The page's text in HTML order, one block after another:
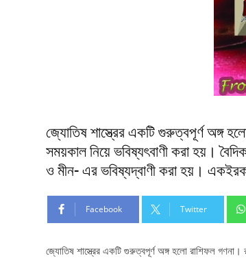
জ্যোতিষ শাস্ত্রের একটি গুরুত্বপূর্ণ অঙ্গ
সময়কাল নিয়ে ভবিষ্যৎবাণী করা হয়।
ও মীন- এর ভবিষ্যদ্বাণী করা হয়।
Facebook Twitter
জ্যোতিষ শাস্ত্রের একটি গুরুত্বপূর্ণ অঙ্গ হলো রাশিফল গণনা।